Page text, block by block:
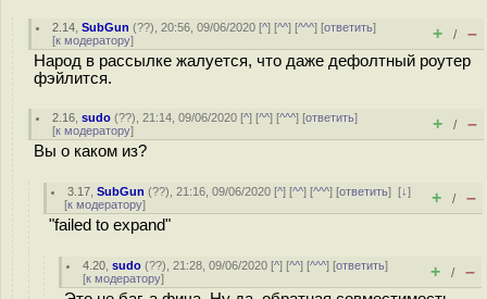
2.14 ,SubGun (??), 20:56, 09/06/2020 [^] [^^] [^^^] [ответить]
[к модератору] + / –
Народ в рассылке жалуется, что даже дефолтный роутер
фэйлится.
2.16 ,sudo (??), 21:14, 09/06/2020 [^] [^^] [^^^] [ответить]
[к модератору] + / –
Вы о каком из?
3.17 ,SubGun (??), 21:16, 09/06/2020 [^] [^^] [^^^] [ответить][↓]
[к модератору] + / –
"failed to expand"
4.20 ,sudo (??), 21:28, 09/06/2020 [^] [^^] [^^^] [ответить]
[к модератору] + / –